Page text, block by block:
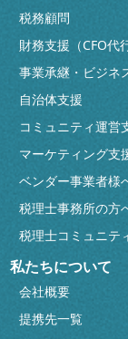
税務顧問
財務支援（CFO代
事業承継・ビジネ
自治体支援
コミュニティ運営
マーケティング支
ベンダー事業者様
税理士事務所の方
税理士コミュニテ
私たちについて
会社概要
提携先一覧